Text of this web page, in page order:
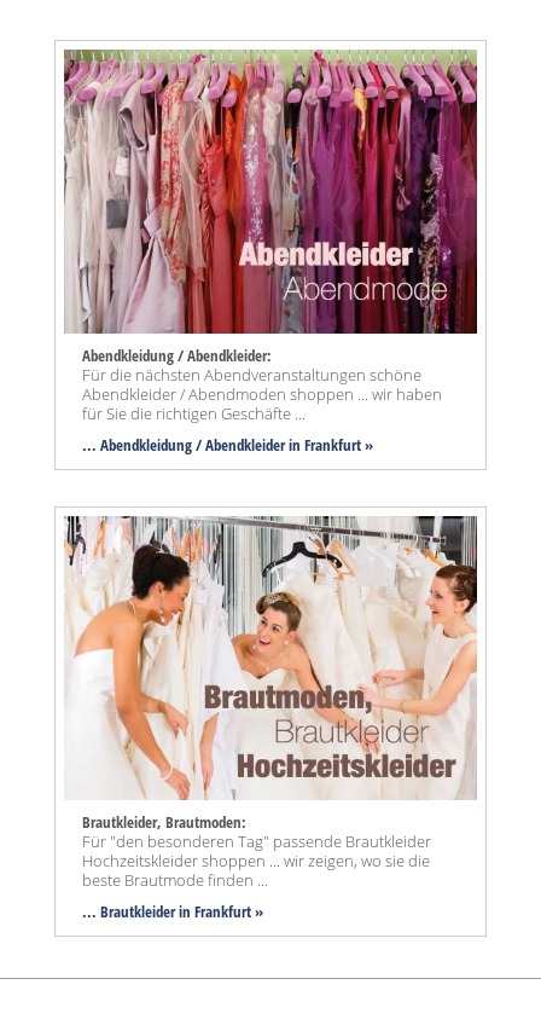
Abendkleidung / Abendkleider:
Für die nächsten Abendveranstaltungen schöne
Abendkleider / Abendmoden shoppen ... wir haben
für Sie die richtigen Geschäfte ...
... Abendkleidung / Abendkleider in Frankfurt »
Brautkleider, Brautmoden:
Für "den besonderen Tag" passende Brautkleider
Hochzeitskleider shoppen ... wir zeigen, wo sie die
beste Brautmode finden ...
... Brautkleider in Frankfurt »